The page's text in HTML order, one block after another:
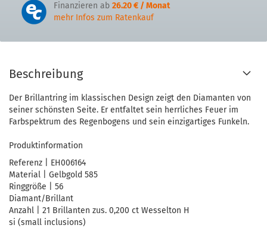
Finanzieren ab 26.20 € / Monat
mehr Infos zum Ratenkauf
Beschreibung
Der Brillantring im klassischen Design zeigt den Diamanten von
seiner schönsten Seite. Er entfaltet sein herrliches Feuer im
Farbspektrum des Regenbogens und sein einzigartiges Funkeln.
Produktinformation
Referenz | EH006164
Material | Gelbgold 585
Ringgröße | 56
Diamant/Brillant
Anzahl | 21 Brillanten zus. 0,200 ct Wesselton H
si (small inclusions)